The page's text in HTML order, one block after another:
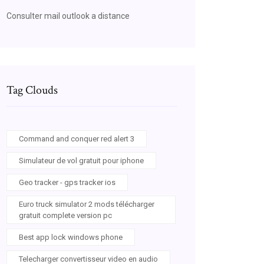
Consulter mail outlook a distance
Tag Clouds
Command and conquer red alert 3
Simulateur de vol gratuit pour iphone
Geo tracker - gps tracker ios
Euro truck simulator 2 mods télécharger
gratuit complete version pc
Best app lock windows phone
Telecharger convertisseur video en audio